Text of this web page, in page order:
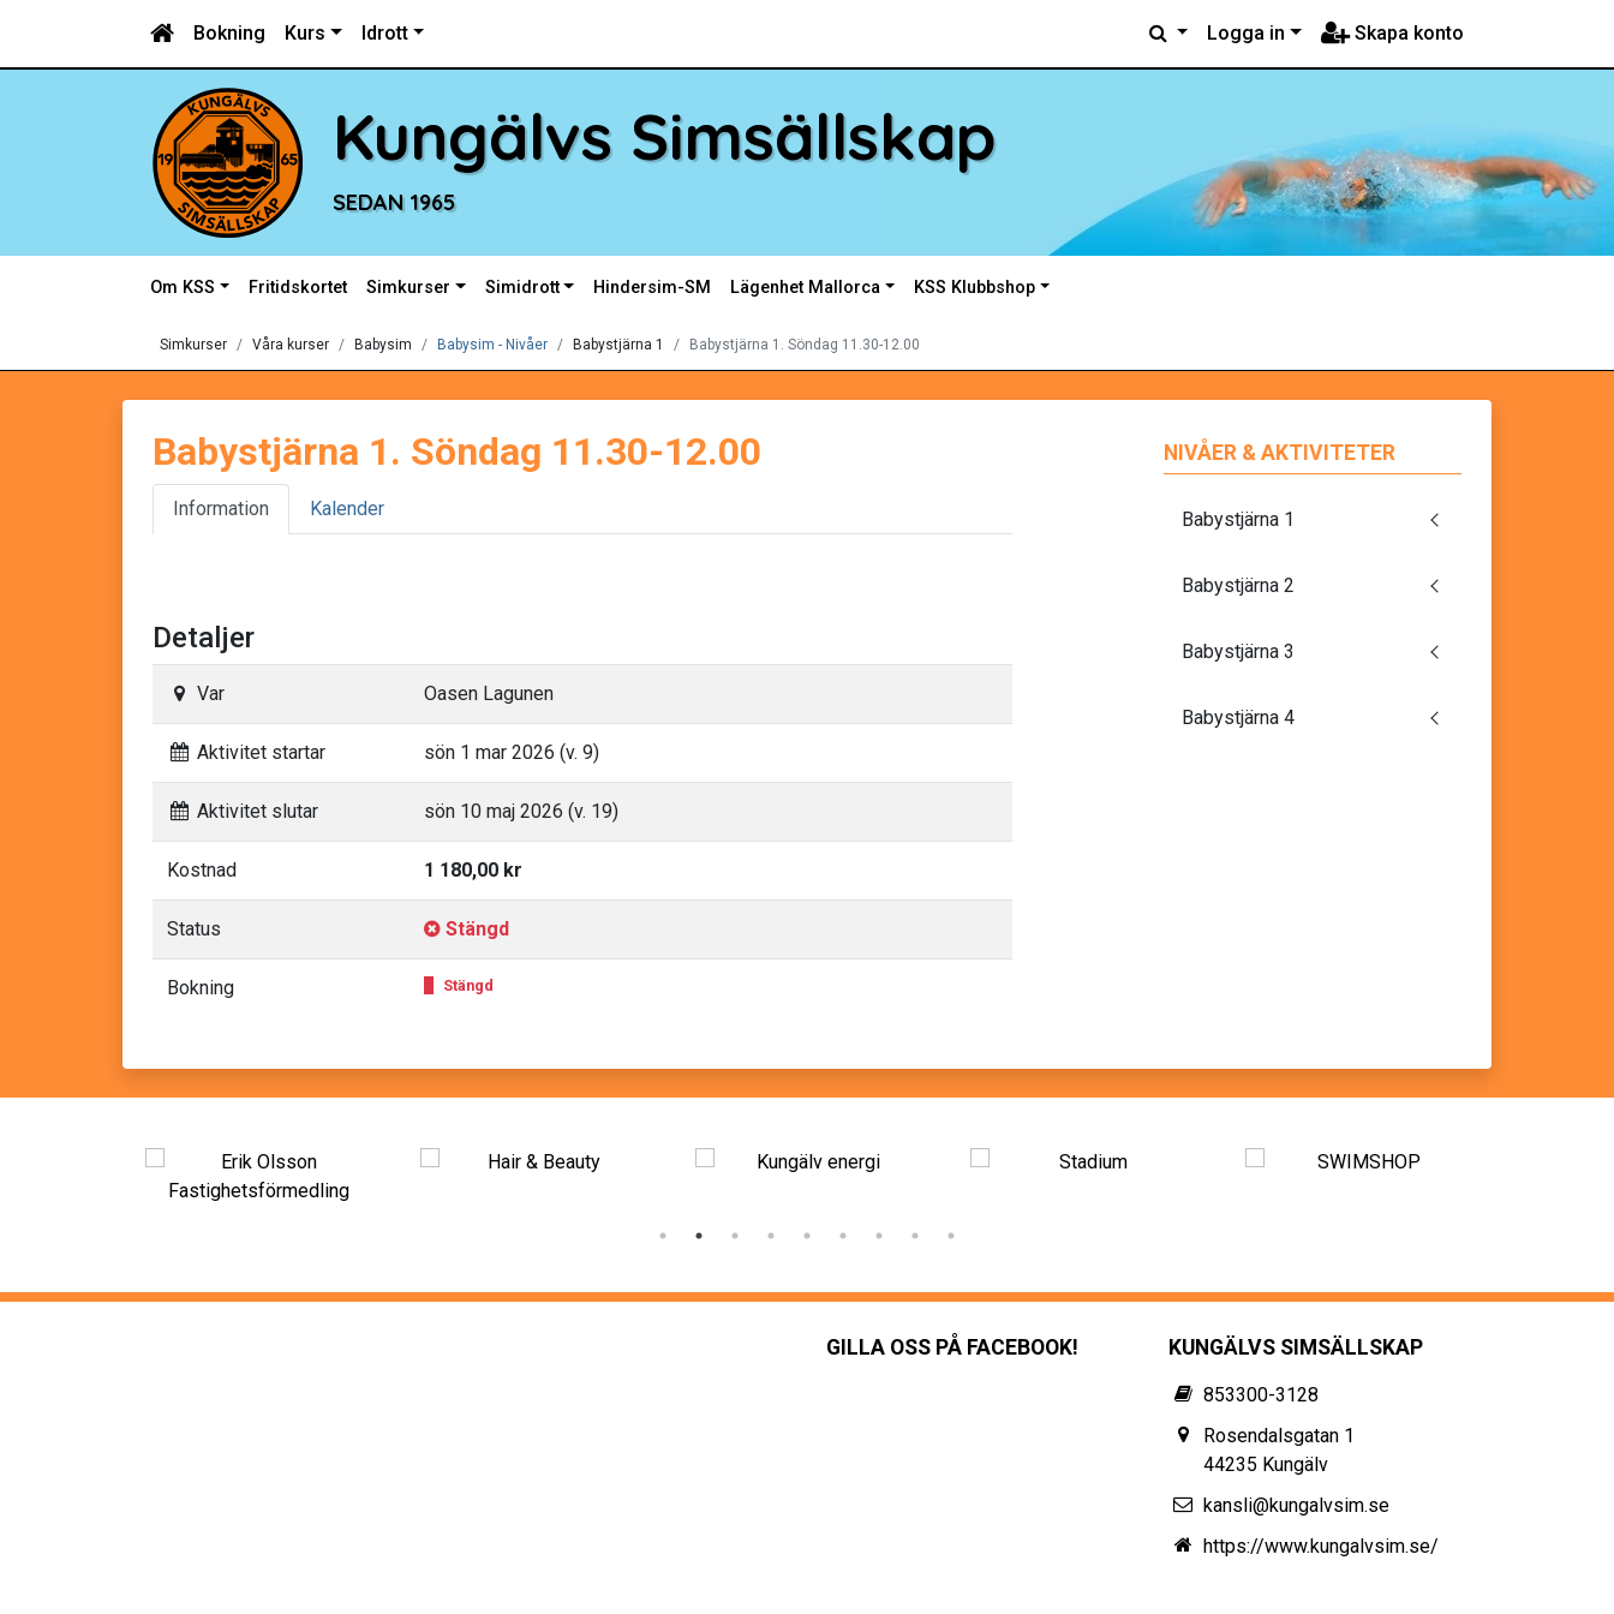
Bokning Kurs Idrott Logga in Skapa konto
Kungälvs Simsällskap
SEDAN 1965
Om KSS Fritidskortet Simkurser Simidrott Hindersim-SM Lägenhet Mallorca KSS Klubbshop
Simkurser Våra kurser Babysim Babysim - Nivåer Babystjärna 1 Babystjärna 1. Söndag 11.30-12.00
Babystjärna 1. Söndag 11.30-12.00
Information Kalender
Detaljer
Var Oasen Lagunen
Aktivitet startar sön 1 mar 2026 (v. 9)
Aktivitet slutar sön 10 maj 2026 (v. 19)
Kostnad 1 180,00 kr
Status Stängd
Bokning Stängd
NIVÅER & AKTIVITETER
Babystjärna 1
Babystjärna 2
Babystjärna 3
Babystjärna 4
GILLA OSS PÅ FACEBOOK! KUNGÄLVS SIMSÄLLSKAP
853300-3128
Rosendalsgatan 1
44235 Kungälv
kansli@kungalvsim.se
https://www.kungalvsim.se/